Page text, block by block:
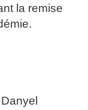
la remise